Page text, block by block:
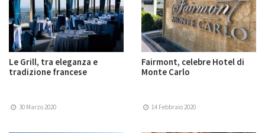
Le Grill, tra eleganza e
tradizione francese
30 Marzo 2020
Fairmont, celebre Hotel di
Monte Carlo
14 Febbraio 2020